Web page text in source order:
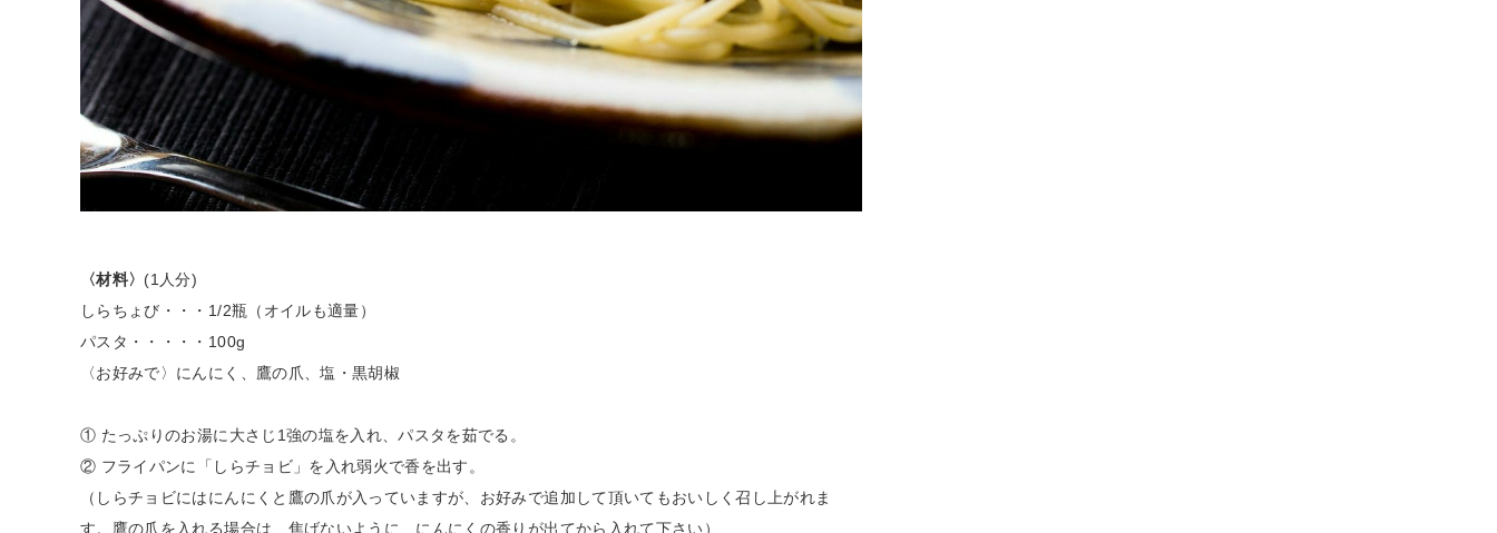
〈材料〉 (1人分)
しらちょび・・・1/2瓶（オイルも適量）
パスタ・・・・・100g
〈お好みで〉にんにく、鷹の爪、塩・黒胡椒
① たっぷりのお湯に大さじ1強の塩を入れ、パスタを茹でる。
② フライパンに「しらチョビ」を入れ弱火で香を出す。
（しらチョビにはにんにくと鷹の爪が入っていますが、お好みで追加して頂いてもおいしく召し上がれま
す。鷹の爪を入れる場合は、焦げないように、にんにくの香りが出てから入れて下さい）